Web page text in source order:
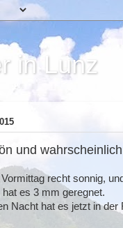
in Lunz
und
recht sonnig,
es 3 mm geregnet.
Nacht hat es jetzt in der